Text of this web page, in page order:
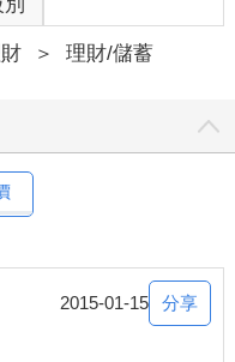
。「富不過三代」，並非
家族，都非常嚴謹地培養
容易養成孩子奢華的性
錮一輩子。
高額卡債，每次銀行打電
子變本加厲，愈刷愈多，
媒體泣訴：沒想到老來不
幫小孩還了幾百萬的卡
，突顯國民理財教育不
＞ 理財/儲蓄
2015-01-15 分享